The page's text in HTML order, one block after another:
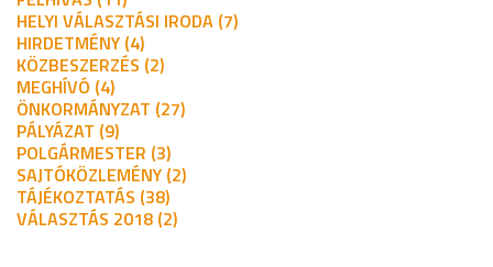
HELYI VÁLASZTÁSI IRODA (7)
HIRDETMÉNY (4)
KÖZBESZERZÉS (2)
MEGHÍVÓ (4)
ÖNKORMÁNYZAT (27)
PÁLYÁZAT (9)
POLGÁRMESTER (3)
SAJTÓKÖZLEMÉNY (2)
TÁJÉKOZTATÁS (38)
VÁLASZTÁS 2018 (2)